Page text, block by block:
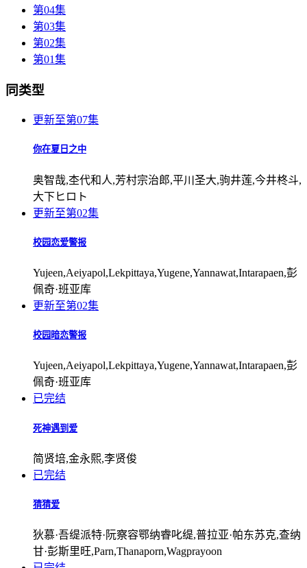
第04集
第03集
第02集
第01集
同类型
更新至第07集
你在夏日之中
奥智哉,杢代和人,芳村宗治郎,平川圣大,驹井莲,今井柊斗,
大下ヒロト
更新至第02集
校园恋爱警报
Yujeen,Aeiyapol,Lekpittaya,Yugene,Yannawat,Intarapaen,彭
佩奇·班亚库
更新至第02集
校园暗恋警报
Yujeen,Aeiyapol,Lekpittaya,Yugene,Yannawat,Intarapaen,彭
佩奇·班亚库
已完结
死神遇到爱
简贤培,金永熙,李贤俊
已完结
猜猜爱
狄慕·吾缇派特·阮察容鄂纳睿叱缇,普拉亚·帕东苏克,查纳
甘·彭斯里旺,Parn,Thanaporn,Wagprayoon